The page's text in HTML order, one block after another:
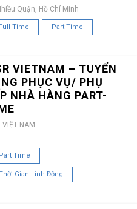
Quận, Hồ Chí Minh
Full Time Part Time
VIETNAM – TUYỂN
PHỤC VỤ/ PHỤ
NHÀ HÀNG PART-
VIỆT NAM
Part Time
Gian Linh Động